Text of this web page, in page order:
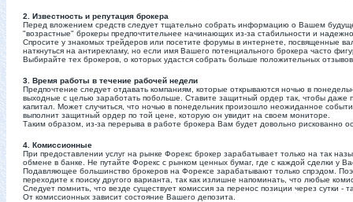
2. Известность и репутация брокера
Перед вложением средств следует тщательно собрать информацию о Вашем
"возрастные" брокеры предпочтительнее начинающих из-за стабильности и
Спросите у знакомых трейдеров или посетите форумы в интернете, посвященные
наткнуться на антирекламу, но если имя Вашего потенциального брокера часто
Выбирайте тех брокеров, о которых удастся собрать больше положительных
3. Время работы в течение рабочей недели
Предпочтение следует отдавать компаниям, которые открываются ночью в
выходные с целью заработать побольше. Ставите защитный ордер так, чтобы даже
капитал. Может случиться, что ночью в понедельник произошло неожиданное
выполнит защитный ордер по той цене, которую он увидит на своем мониторе.
Таким образом, из-за перерыва в работе брокера Вам будет довольно рискованно
4. Комиссионные
При предоставлении услуг на рынке Форекс брокер зарабатывает только на так
обмене в банке. Не путайте Форекс с рынком ценных бумаг, где с каждой сделки у
Подавляющее большинство брокеров на Форексе зарабатывают только спрэдом.
переходите к поиску другого варианта, так как излишне напоминать, что любые
Следует помнить, что везде существует комиссия за перенос позиции через
От комиссионных зависит состояние Вашего депозита.